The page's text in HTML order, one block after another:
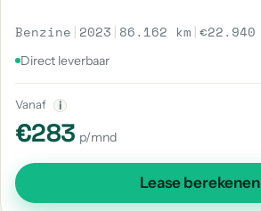
Benzine | 2023 | 86.162 km |€22.940
Direct leverbaar
Vanaf i
€283 p/mnd
Lease berekenen